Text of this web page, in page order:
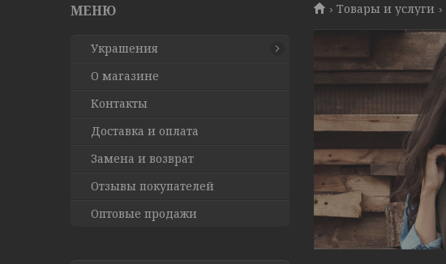
Товары и услуги
Украшения
О магазине
Контакты
Доставка и оплата
Замена и возврат
Отзывы покупателей
Оптовые продажи